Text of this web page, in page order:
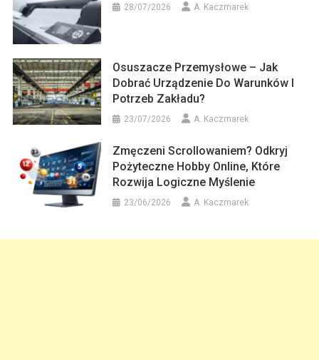
28/07/2026 A. Kaczmarek
Osuszacze Przemysłowe – Jak
Dobrać Urządzenie Do Warunków I
Potrzeb Zakładu?
23/07/2026 A. Kaczmarek
Zmęczeni Scrollowaniem? Odkryj
Pożyteczne Hobby Online, Które
Rozwija Logiczne Myślenie
23/06/2026 A. Kaczmarek